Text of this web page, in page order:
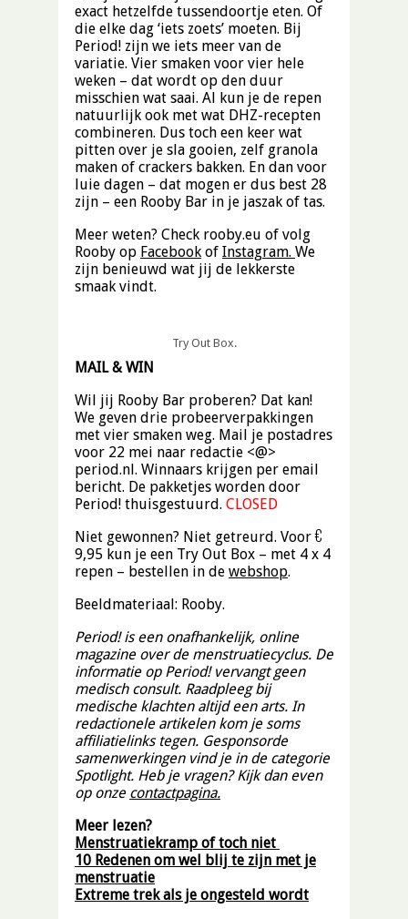
exact hetzelfde tussendoortje eten. Of
die elke dag ‘iets zoets’ moeten. Bij
Period! zijn we iets meer van de
variatie. Vier smaken voor vier hele
weken – dat wordt op den duur
misschien wat saai. Al kun je de repen
natuurlijk ook met wat DHZ-recepten
combineren. Dus toch een keer wat
pitten over je sla gooien, zelf granola
maken of crackers bakken. En dan voor
luie dagen – dat mogen er dus best 28
zijn – een Rooby Bar in je jaszak of tas.
Meer weten? Check rooby.eu of volg
Rooby op Facebook of Instagram. We
zijn benieuwd wat jij de lekkerste
smaak vindt.
Try Out Box.
MAIL & WIN
Wil jij Rooby Bar proberen? Dat kan!
We geven drie probeerverpakkingen
met vier smaken weg. Mail je postadres
voor 22 mei naar redactie <@>
period.nl. Winnaars krijgen per email
bericht. De pakketjes worden door
Period! thuisgestuurd. CLOSED
Niet gewonnen? Niet getreurd. Voor €
9,95 kun je een Try Out Box – met 4 x 4
repen – bestellen in de webshop.
Beeldmateriaal: Rooby.
Period! is een onafhankelijk, online
magazine over de menstruatiecyclus. De
informatie op Period! vervangt geen
medisch consult. Raadpleeg bij
medische klachten altijd een arts. In
redactionele artikelen kom je soms
affiliatielinks tegen. Gesponsorde
samenwerkingen vind je in de categorie
Spotlight. Heb je vragen? Kijk dan even
op onze contactpagina.
Meer lezen?
Menstruatiekramp of toch niet
10 Redenen om wel blij te zijn met je
menstruatie
Extreme trek als je ongesteld wordt